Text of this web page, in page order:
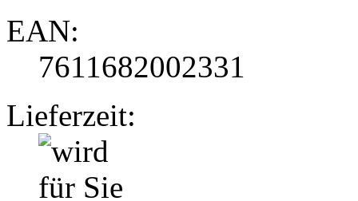
EAN:
7611682002331
Lieferzeit: